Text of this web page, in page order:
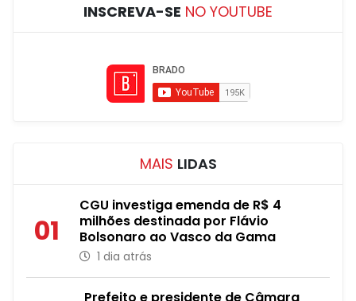
INSCREVA-SE NO YOUTUBE
MAIS LIDAS
01
CGU investiga emenda de R$ 4
milhões destinada por Flávio
Bolsonaro ao Vasco da Gama
1 dia atrás